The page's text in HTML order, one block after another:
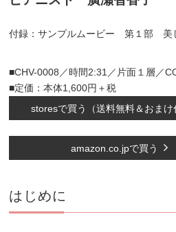
付録：サンプルムービー 第１部 美
■CHV-0008／時間2:31／片面１層／
■定価：本体1,600円＋税
storesで買う（送料無料＆おまけ
amazon.co.jpで買う
はじめに